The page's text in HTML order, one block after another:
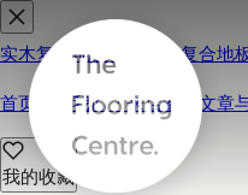
实木复合地板 强化复合地
首页 联系我们 / 来店参观 文章
我的收藏